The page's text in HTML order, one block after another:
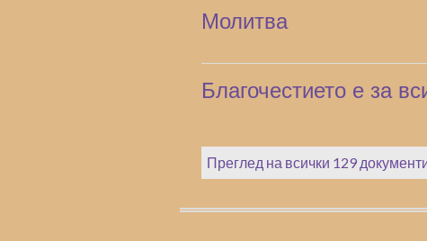
Молитва
Благочестието е за
Преглед на всички 129